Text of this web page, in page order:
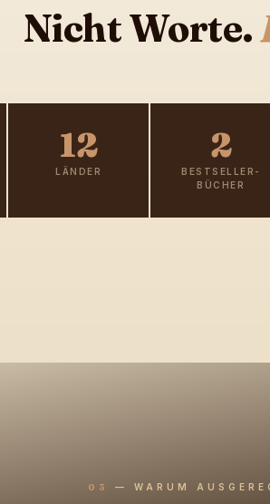
Nicht Worte.
12
LÄNDER
2
BESTSELLER-
BÜCHER
03 — WARUM